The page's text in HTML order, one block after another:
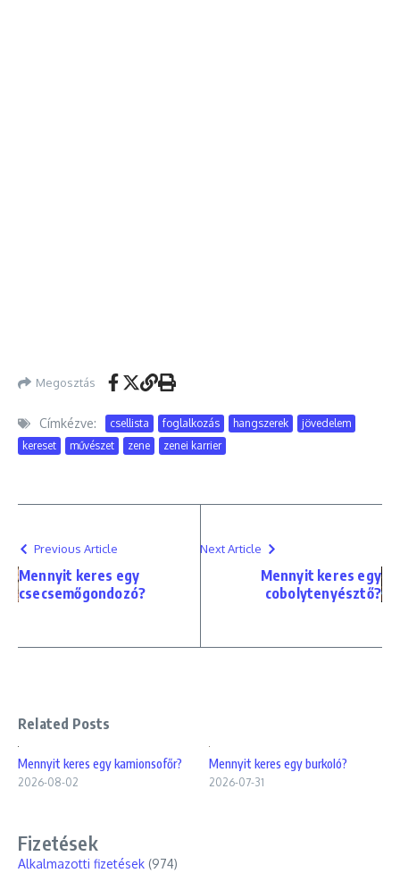
Megosztás
Címkézve: csellista foglalkozás hangszerek
jövedelem
kereset
művészet zene zenei karrier
Previous Article
Mennyit keres egy
csecsemőgondozó?
Next Article
Mennyit keres egy
cobolytenyésztő?
Related Posts
Mennyit keres egy kamionsofőr?
2026-08-02
Mennyit keres egy burkoló?
2026-07-31
Fizetések
Alkalmazotti fizetések (974)